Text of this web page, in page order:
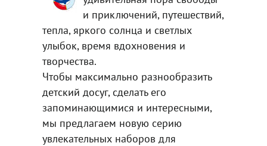
и приключений, путешествий,
тепла, яркого солнца и светлых
улыбок, время вдохновения и
творчества.
Чтобы максимально разнообразить
детский досуг, сделать его
запоминающимися и интересными,
мы предлагаем новую серию
увлекательных наборов для